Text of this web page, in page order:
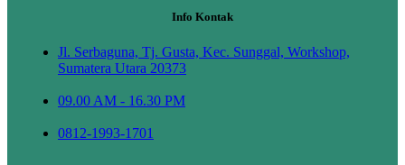
Info Kontak
Jl. Serbaguna, Tj. Gusta, Kec. Sunggal, Workshop,
Sumatera Utara 20373
09.00 AM - 16.30 PM
0812-1993-1701